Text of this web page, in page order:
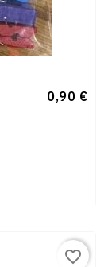
Preço
0,90 €
favorite_border